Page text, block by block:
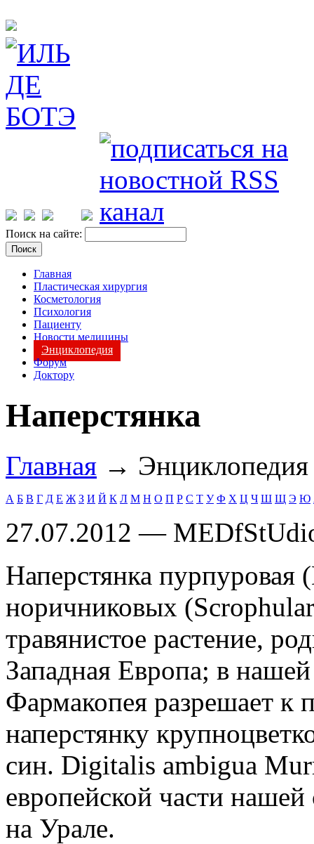
Поиск на сайте:
Главная
Пластическая хирургия
Косметология
Психология
Пациенту
Новости медицины
Энциклопедия
Форум
Доктору
Наперстянка
Главная →
А Б В Г Д Е Ж З И Й К Л М Н О П Р С Т У Ф Х Ц Ч Ш Щ Э Ю
27.07.2012 —
Наперстянка
норичниковых
травянистое растение,
Западная Европа; в нашей
Фармакопея разрешает к
наперстянку
син. Digitalis аmbiguа
европейской части
на Урале.